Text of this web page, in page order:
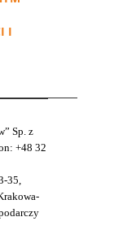
I
Sp. z
+48 32
35,